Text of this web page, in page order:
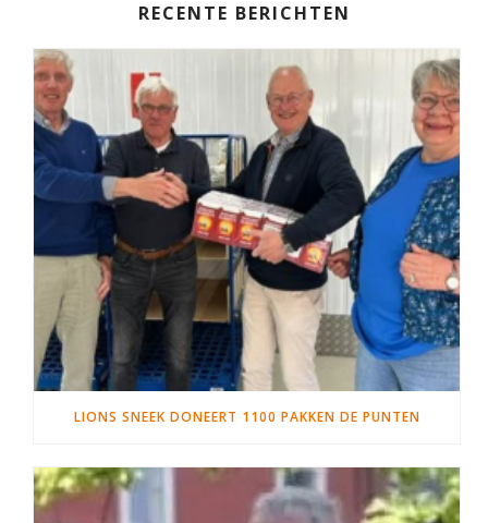
RECENTE BERICHTEN
LIONS SNEEK DONEERT 1100 PAKKEN DE PUNTEN